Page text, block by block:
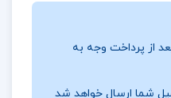
و حرفه‌ای‌های حوزه
به عنوان یک راهنمای
مورد استفاده قرار
از پرداخت وجه به
شما ارسال خواهد شد